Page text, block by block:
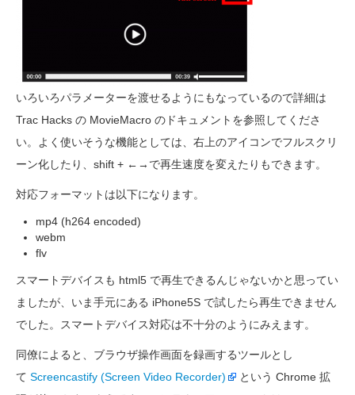
いろいろパラメーターを渡せるようにもなっているので詳細は
Trac Hacks の MovieMacro のドキュメントを参照してくださ
い。よく使いそうな機能としては、右上のアイコンでフルスクリ
ーン化したり、shift + ←→で再生速度を変えたりもできます。
対応フォーマットは以下になります。
mp4 (h264 encoded)
webm
flv
スマートデバイスも html5 で再生できるんじゃないかと思ってい
ましたが、いま手元にある iPhone5S で試したら再生できません
でした。スマートデバイス対応は不十分のようにみえます。
同僚によると、ブラウザ操作画面を録画するツールとし
て Screencastify (Screen Video Recorder)
という Chrome 拡